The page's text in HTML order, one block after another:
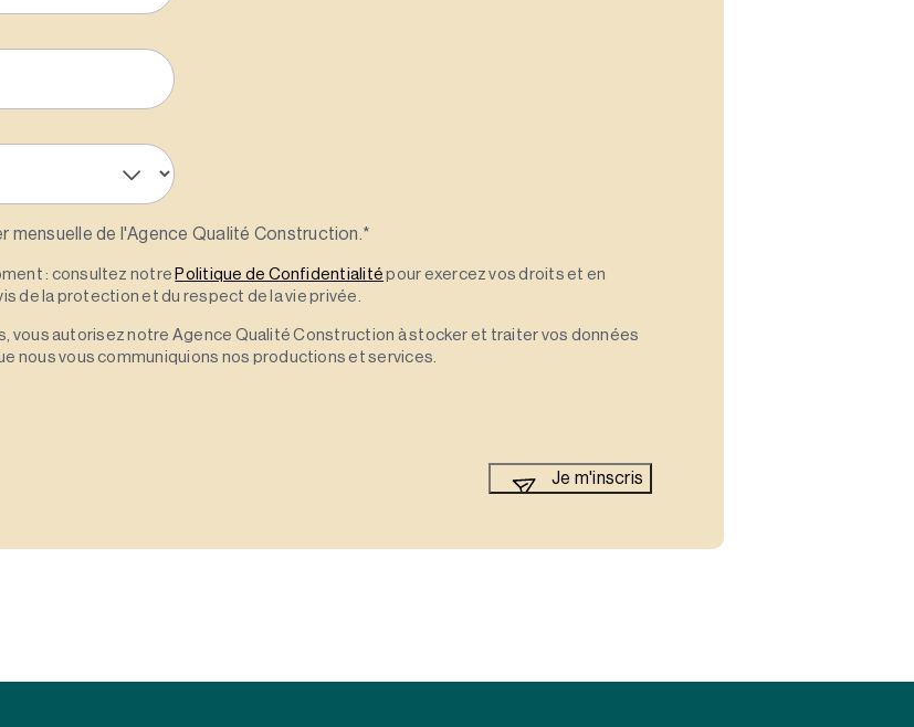
de l'Agence Qualité Construction.*
: consultez notre Politique de Confidentialité pour exercez vos droits et en
de la protection et du respect de la vie privée.
vous autorisez notre Agence Qualité Construction à stocker et traiter vos données
nous vous communiquions nos productions et services.